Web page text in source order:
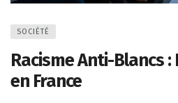
SOCIÉTÉ
Racisme Anti-Blancs :
en France